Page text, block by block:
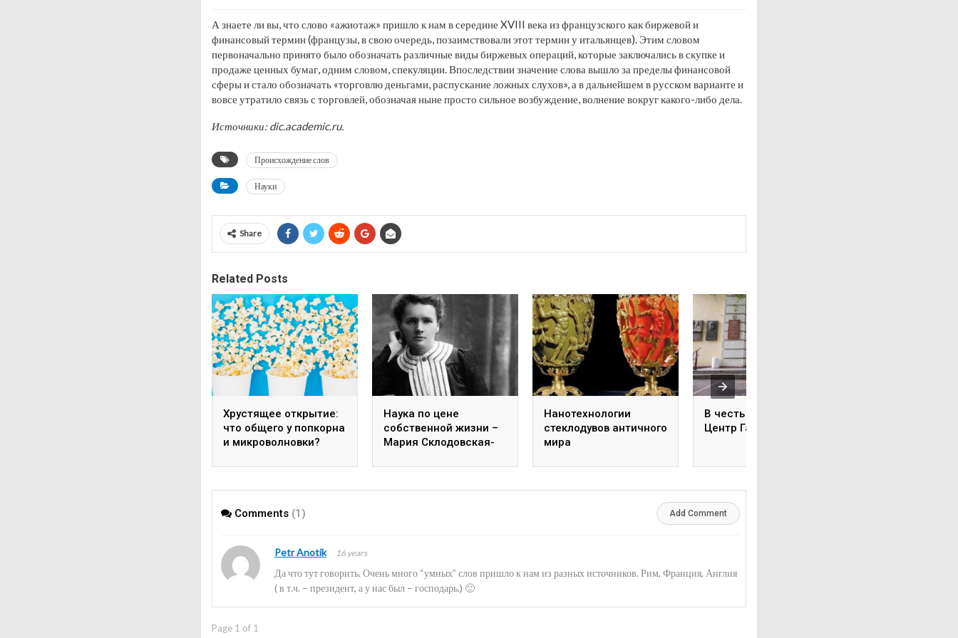
А знаете ли вы, что слово «ажиотаж» пришло к нам в середине XVIII века из французского как биржевой и
финансовый термин (французы, в свою очередь, позаимствовали этот термин у итальянцев). Этим словом
первоначально принято было обозначать различные виды биржевых операций, которые заключались в скупке и
продаже ценных бумаг, одним словом, спекуляции. Впоследствии значение слова вышло за пределы финансовой
сферы и стало обозначать «торговлю деньгами, распускание ложных слухов», а в дальнейшем в русском варианте и
вовсе утратило связь с торговлей, обозначая ныне просто сильное возбуждение, волнение вокруг какого-либо дела.
Источники: dic.academic.ru.
Происхождение слов
Науки
Share
Related Posts
Хрустящее открытие:
что общего у попкорна
и микроволновки?
Наука по цене
собственной жизни –
Мария Склодовская-
Нанотехнологии
стеклодувов античного
мира
В честь кого назван
Центр Гамалеи?
Comments (1) Add Comment
Petr Anotik 16 years
Да что тут говорить. Очень много “умных” слов пришло к нам из разных источников. Рим, Франция, Англия
( в т.ч. – президент, а у нас был – господарь.) 🙂
Page 1 of 1